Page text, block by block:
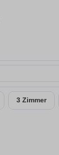
3 Zimmer